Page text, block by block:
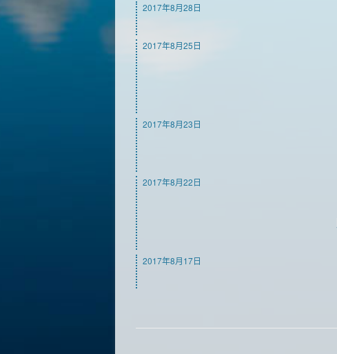
2017年8月28日
2017年8月25日
2017年8月23日
2017年8月22日
2017年8月17日